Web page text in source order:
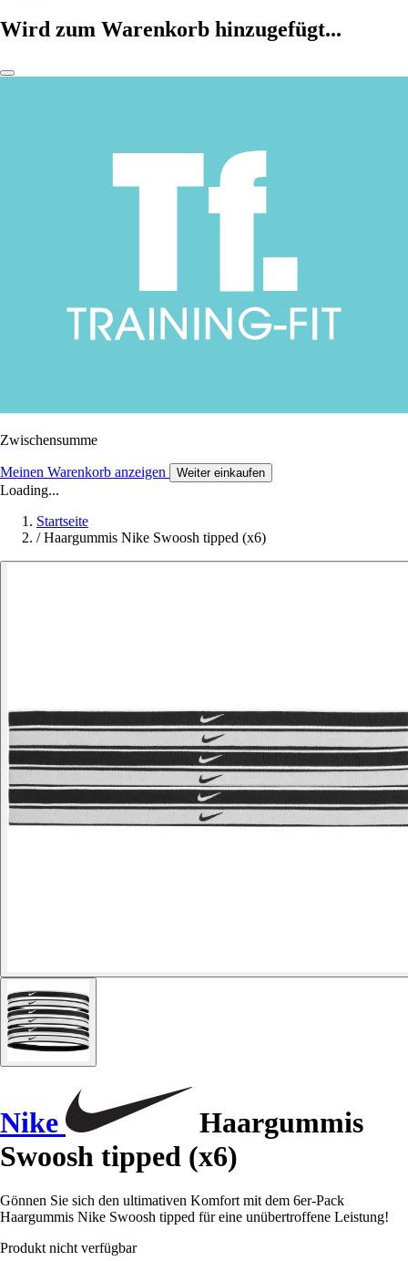
Wird zum Warenkorb hinzugefügt...
Zwischensumme
Meinen Warenkorb anzeigen Weiter einkaufen
Loading...
Startseite
/ Haargummis Nike Swoosh tipped (x6)
Nike
Haargummis
Swoosh tipped (x6)
Gönnen Sie sich den ultimativen Komfort mit dem 6er-Pack
Haargummis Nike Swoosh tipped für eine unübertroffene Leistung!
Produkt nicht verfügbar